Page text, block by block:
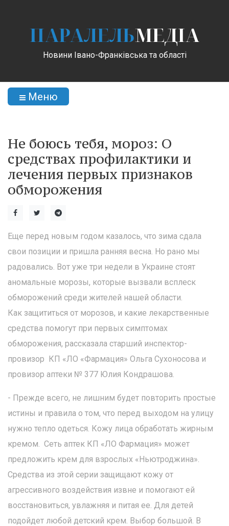
ПАРАЛЕЛЬМЕДІА
Новини Івано-Франківська та області
Меню
Не боюсь тебя, мороз: О
средствах профилактики и
лечения первых признаков
обморожения
Еще перед новым годом казалось, что зима сдала
свои позиции и пришла ранняя весна. Но рано мы
радовались. Вот уже три недели в Украине стоят
аномальные морозы, которые вызвали всплеск
обморожений среди жителей нашей области.
Как защититься от морозов, и какие лекарственные
средства помогут при первых симптомах
обморожения, рассказала старший инспектор-
провизор КП «ЛО «Фармация» Ольга Сухоносова и
провизор аптеки № 377 Юлия Кондрашова.
- Прежде всего, не лишним будет повторить простые
истины и правила о том, что перед выходом на улицу
нужно тепло одеться. Кожу лица обработать жирным
кремом. Сеть аптек КП «ЛО Фармация» может
предложить крем для взрослых «Ньютроджина».
Средства из этой серии защищают кожу от
агрессивного воздействия извне и помогают ей
восстановиться, увлажняя и питая ее. Для детей
подойдет любой детский крем. Выбор большой. В